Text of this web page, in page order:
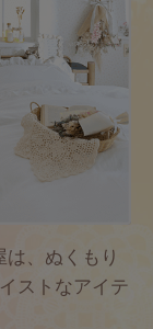
、ぬくもり
ストなアイテ